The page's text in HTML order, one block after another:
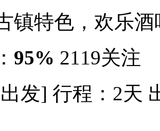
镇特色，欢乐
95% 2119关注
发] 行程：2天